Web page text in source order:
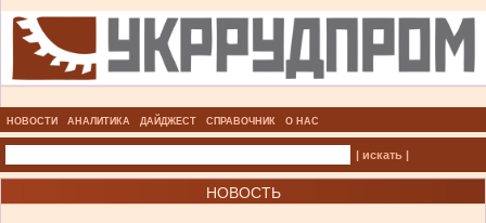
НОВОСТИ АНАЛИТИКА ДАЙДЖЕСТ СПРАВОЧНИК О НАС
| искать |
НОВОСТЬ